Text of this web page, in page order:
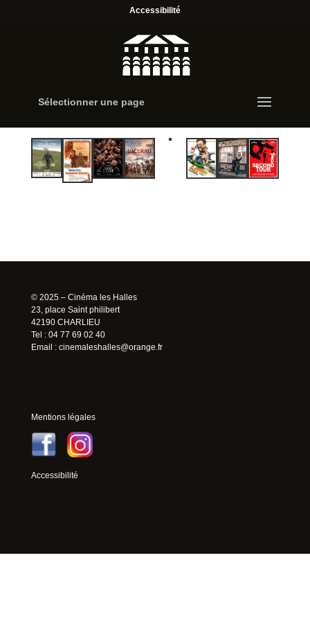
Accessibilité
Sélectionner une page
© 2025 – Cinéma les Halles
23, place Saint philibert
42190 CHARLIEU
Tel : 04 77 69 02 40
Email : cinemaleshalles@orange.fr
Mentions légales
Accessibilité